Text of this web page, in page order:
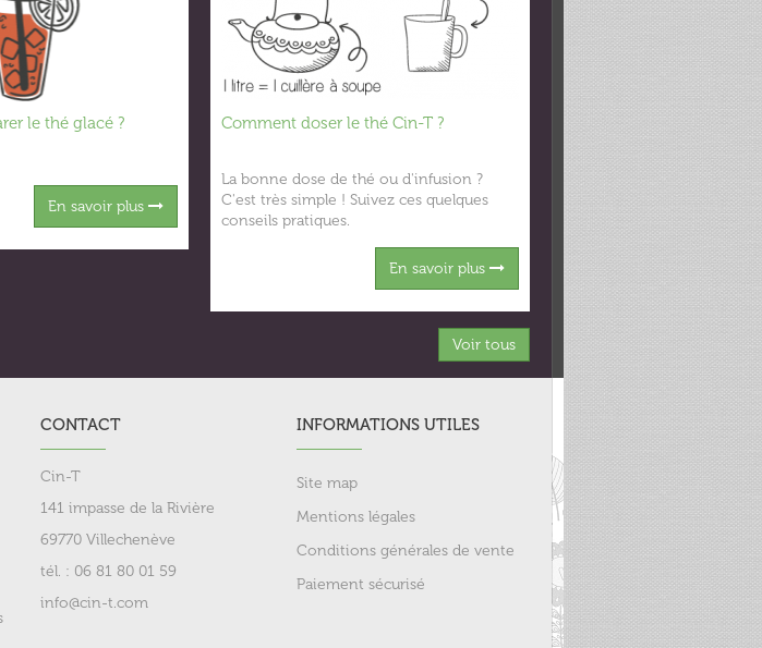
le thé glacé ?
En savoir plus
Comment doser le thé Cin-T ?
La bonne dose de thé ou d'infusion ?
C'est très simple ! Suivez ces quelques
conseils pratiques.
En savoir plus
Voir tous
CONTACT
Cin-T
141 impasse de la Rivière
69770 Villechenève
tél. : 06 81 80 01 59
info@cin-t.com
INFORMATIONS UTILES
Site map
Mentions légales
Conditions générales de vente
Paiement sécurisé